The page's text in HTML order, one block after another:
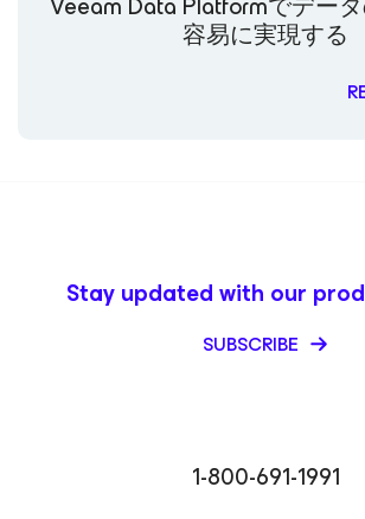
容易に実現する
1-800-691-1991
Stay updated with our
SUBSCRIBE